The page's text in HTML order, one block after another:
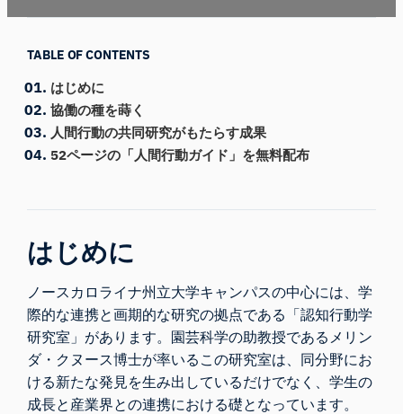
TABLE OF CONTENTS
はじめに
協働の種を蒔く
人間行動の共同研究がもたらす成果
52ページの「人間行動ガイド」を無料配布
はじめに
ノースカロライナ州立大学キャンパスの中心には、学
際的な連携と画期的な研究の拠点である「認知行動学
研究室 」があります。園芸科学の助教授であるメリン
ダ・クヌース博士が率いるこの研究室は、同分野にお
ける新たな発見を生み出しているだけでなく、学生の
成長と産業界との連携における礎となっています。